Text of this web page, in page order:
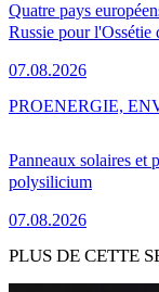
Quatre pays
Russie pour l'Ossétie
07.08.2026
Panneaux solaires et
polysilicium
07.08.2026
PROENERGIE,
PLUS DE CETTE